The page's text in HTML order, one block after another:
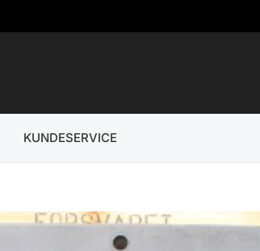
KUNDESERVICE